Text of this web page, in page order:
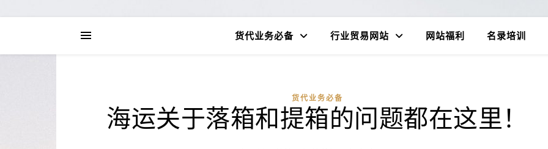
货代业务必备 行业贸易网站 网站福利 名录培训
货代业务必备
海运关于落箱和提箱的问题都在这里！